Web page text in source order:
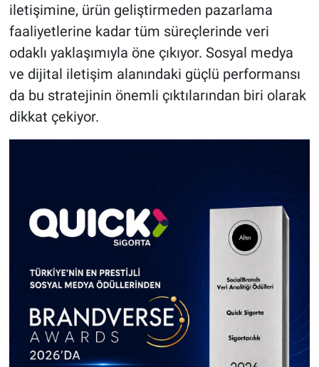
iletişimine, ürün geliştirmeden pazarlama
faaliyetlerine kadar tüm süreçlerinde veri
odaklı yaklaşımıyla öne çıkıyor. Sosyal medya
ve dijital iletişim alanındaki güçlü performansı
da bu stratejinin önemli çıktılarından biri olarak
dikkat çekiyor.